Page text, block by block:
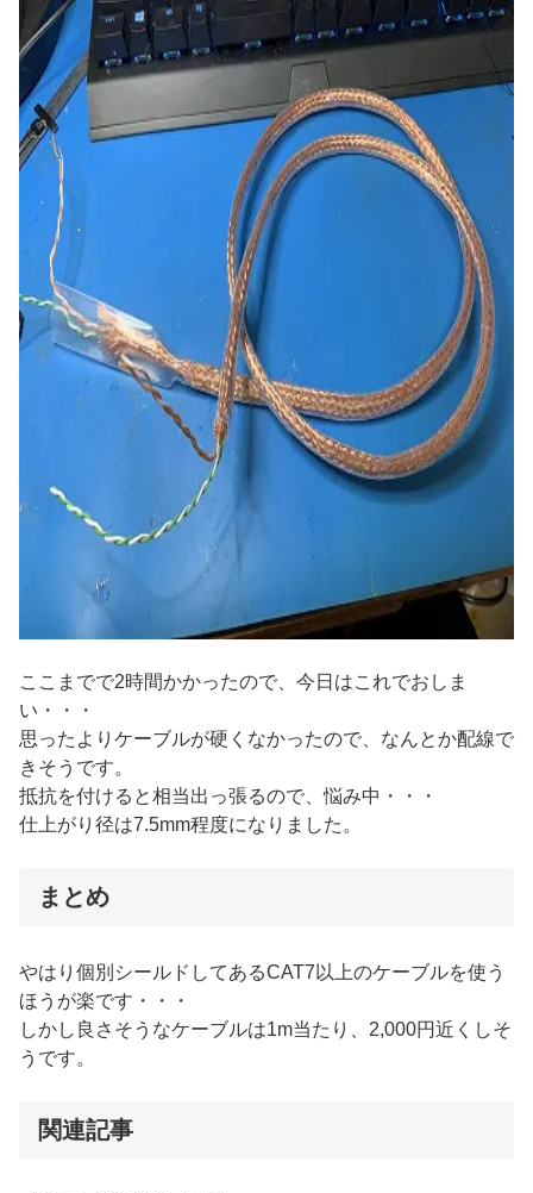
ここまでで2時間かかったので、今日はこれでおしま
い・・・
思ったよりケーブルが硬くなかったので、なんとか配線で
きそうです。
抵抗を付けると相当出っ張るので、悩み中・・・
仕上がり径は7.5mm程度になりました。
まとめ
やはり個別シールドしてあるCAT7以上のケーブルを使う
ほうが楽です・・・
しかし良さそうなケーブルは1m当たり、2,000円近くしそ
うです。
関連記事